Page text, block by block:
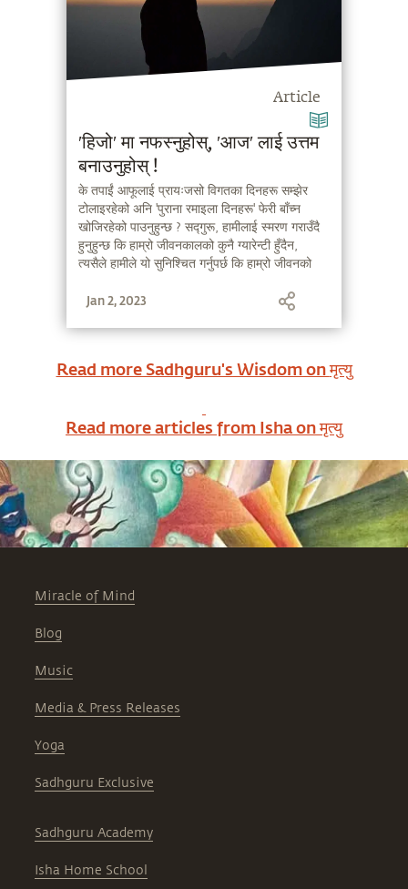
Article
′हिजो′ मा नफस्नुहोस्, ′आज′ लाई उत्तम
बनाउनुहोस् !
के तपाईं आफूलाई प्रायःजसो विगतका दिनहरू सम्झेर
टोलाइरहेको अनि 'पुराना रमाइला दिनहरू' फेरी बाँच्न
खोजिरहेको पाउनुहुन्छ ? सद्गुरू, हामीलाई स्मरण गराउँदै
हुनुहुन्छ कि हाम्रो जीवनकालको कुनै ग्यारेन्टी हुँदैन,
त्यसैले हामीले यो सुनिश्चित गर्नुपर्छ कि हाम्रो जीवनको
Jan 2, 2023
Read more Sadhguru's Wisdom onमृत्यु
Read more articles from Isha onमृत्यु
Miracle of Mind
Blog
Music
Media & Press Releases
Yoga
Sadhguru Exclusive
Sadhguru Academy
Isha Home School